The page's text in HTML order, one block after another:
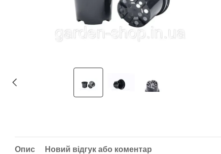
Опис Новий відгук або коментар